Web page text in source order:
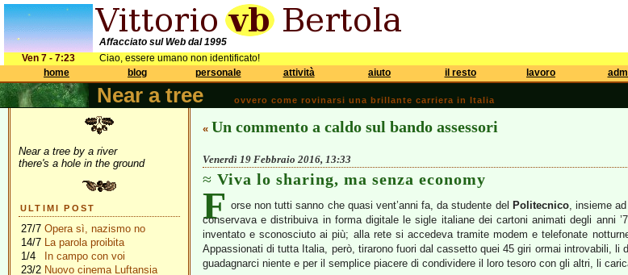
Affacciato sul Web dal 1995
Ven 7 - 7:23
Ciao, essere umano non identificato!
home
blog personale attività aiuto il resto lavoro
Near a tree ovvero come rovinarsi una brillante carriera in Italia
Near a tree by a river
there's a hole in the ground
ULTIMI POST
27/7 Opera sì, nazismo no
14/7 La parola proibita
1/4
In campo con voi
23/2 Nuovo cinema Luftansia
« Un commento a caldo sul bando assessori
Venerdì 19 Febbraio 2016, 13:33
Viva lo sharing, ma senza economy
F orse non tutti sanno che quasi vent’anni fa, da studente del Politecnico, insieme
conservava e distribuiva in forma digitale le sigle italiane dei cartoni animati degli anni
inventato e sconosciuto ai più; alla rete si accedeva tramite modem e telefonate
Appassionati di tutta Italia, però, tirarono fuori dal cassetto quei 45 giri ormai introvabili, li
guadagnarci niente e per il semplice piacere di condividere il loro tesoro con gli altri, li